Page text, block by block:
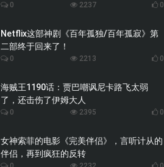
0 2237 0
Netflix这部神剧《百年孤独/百年孤寂》第
二部终于回来了！
0 2213 0
海贼王1190话：贾巴嘲讽尼卡路飞太弱
了，还击伤了伊姆大人
0 2395 0
女神索菲的电影《完美伴侣》，言听计从的
伴侣，再到疯狂的反转